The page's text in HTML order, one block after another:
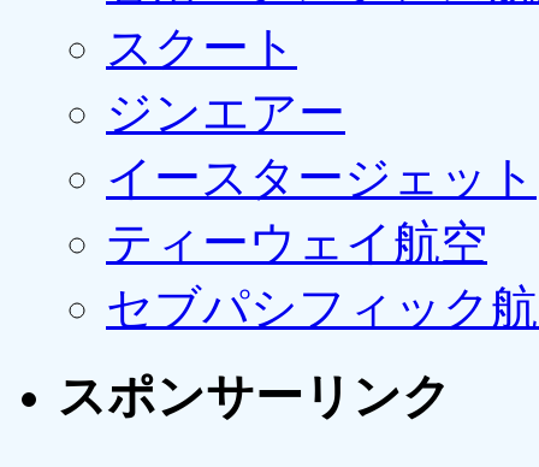
スクート
ジンエアー
イースタージェット
ティーウェイ航空
セブパシフィック
スポンサーリンク